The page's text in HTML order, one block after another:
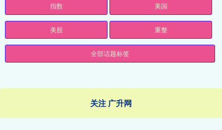
指数 美国
美股 重整
全部话题标签
关注 广升网